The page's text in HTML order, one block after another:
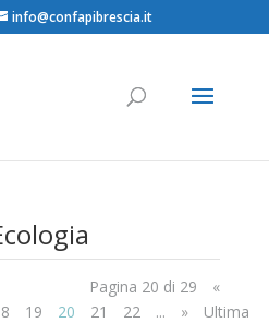
info@confapibrescia.it
Pagina 20 di 29
«
19 20 21 22 ... »
Ultima